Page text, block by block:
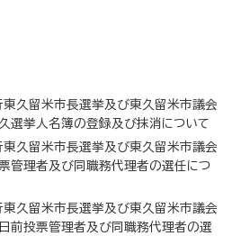
久留米市長選挙及び東久留米市議会
選挙人名簿の登録及び抹消について
久留米市長選挙及び東久留米市議会
管理者及び同職務代理者の選任につ
久留米市長選挙及び東久留米市議会
前投票管理者及び同職務代理者の選